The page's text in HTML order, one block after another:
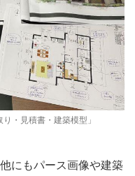
・見積書・建築模型」
にもパース画像や建築